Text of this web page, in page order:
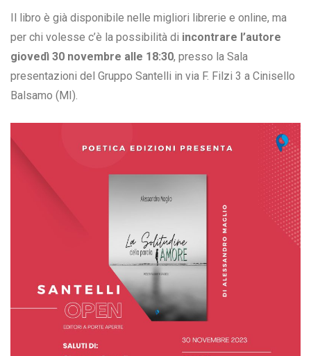
Il libro è già disponibile nelle migliori librerie e online, ma
per chi volesse c’è la possibilità di incontrare l’autore
giovedì 30 novembre alle 18:30, presso la Sala
presentazioni del Gruppo Santelli in via F. Filzi 3 a Cinisello
Balsamo (MI).